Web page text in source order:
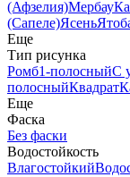
(Афзелия)Мербау
(Сапеле)Ясень
Еще
Тип рисунка
Ромб1-полосныйС
полосныйКвадрат
Еще
Фаска
Без фаски
Водостойкость
Влагостойкий